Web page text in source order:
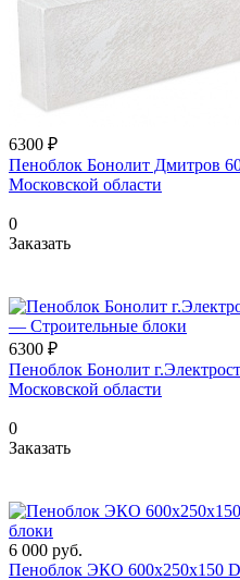
6300 ₽
Пеноблок Бонолит Дмитров
Московской области
0
Заказать
6300 ₽
Пеноблок Бонолит
Московской области
0
Заказать
6 000 руб.
Пеноблок ЭКО 600х250х150